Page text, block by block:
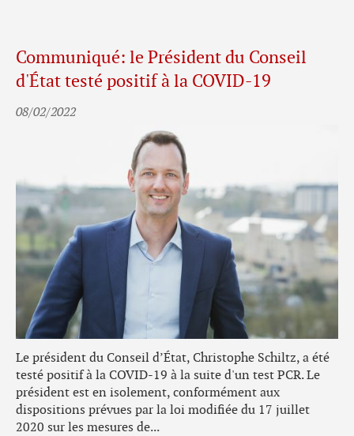
Communiqué: le Président du Conseil
d'État testé positif à la COVID-19
08/02/2022
Le président du Conseil d’État, Christophe Schiltz, a été
testé positif à la COVID-19 à la suite d'un test PCR. Le
président est en isolement, conformément aux
dispositions prévues par la loi modifiée du 17 juillet
2020 sur les mesures de...